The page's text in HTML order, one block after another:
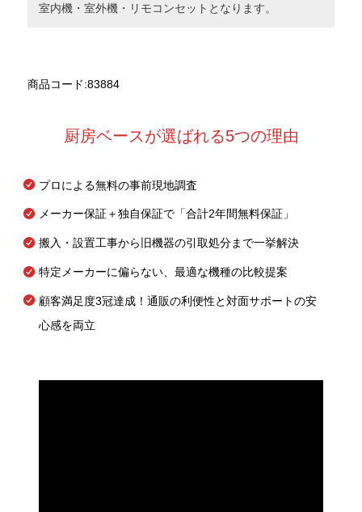
室内機・室外機・リモコンセットとなります。
商品コード:83884
厨房ベースが選ばれる5つの理由
プロによる無料の事前現地調査
メーカー保証＋独自保証で「合計2年間無料保証」
搬入・設置工事から旧機器の引取処分まで一挙解決
特定メーカーに偏らない、最適な機種の比較提案
顧客満足度3冠達成！通販の利便性と対面サポートの安
心感を両立